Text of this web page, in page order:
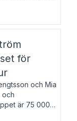
Elisabeth
för
och Mia
och
är 75 000
är författare